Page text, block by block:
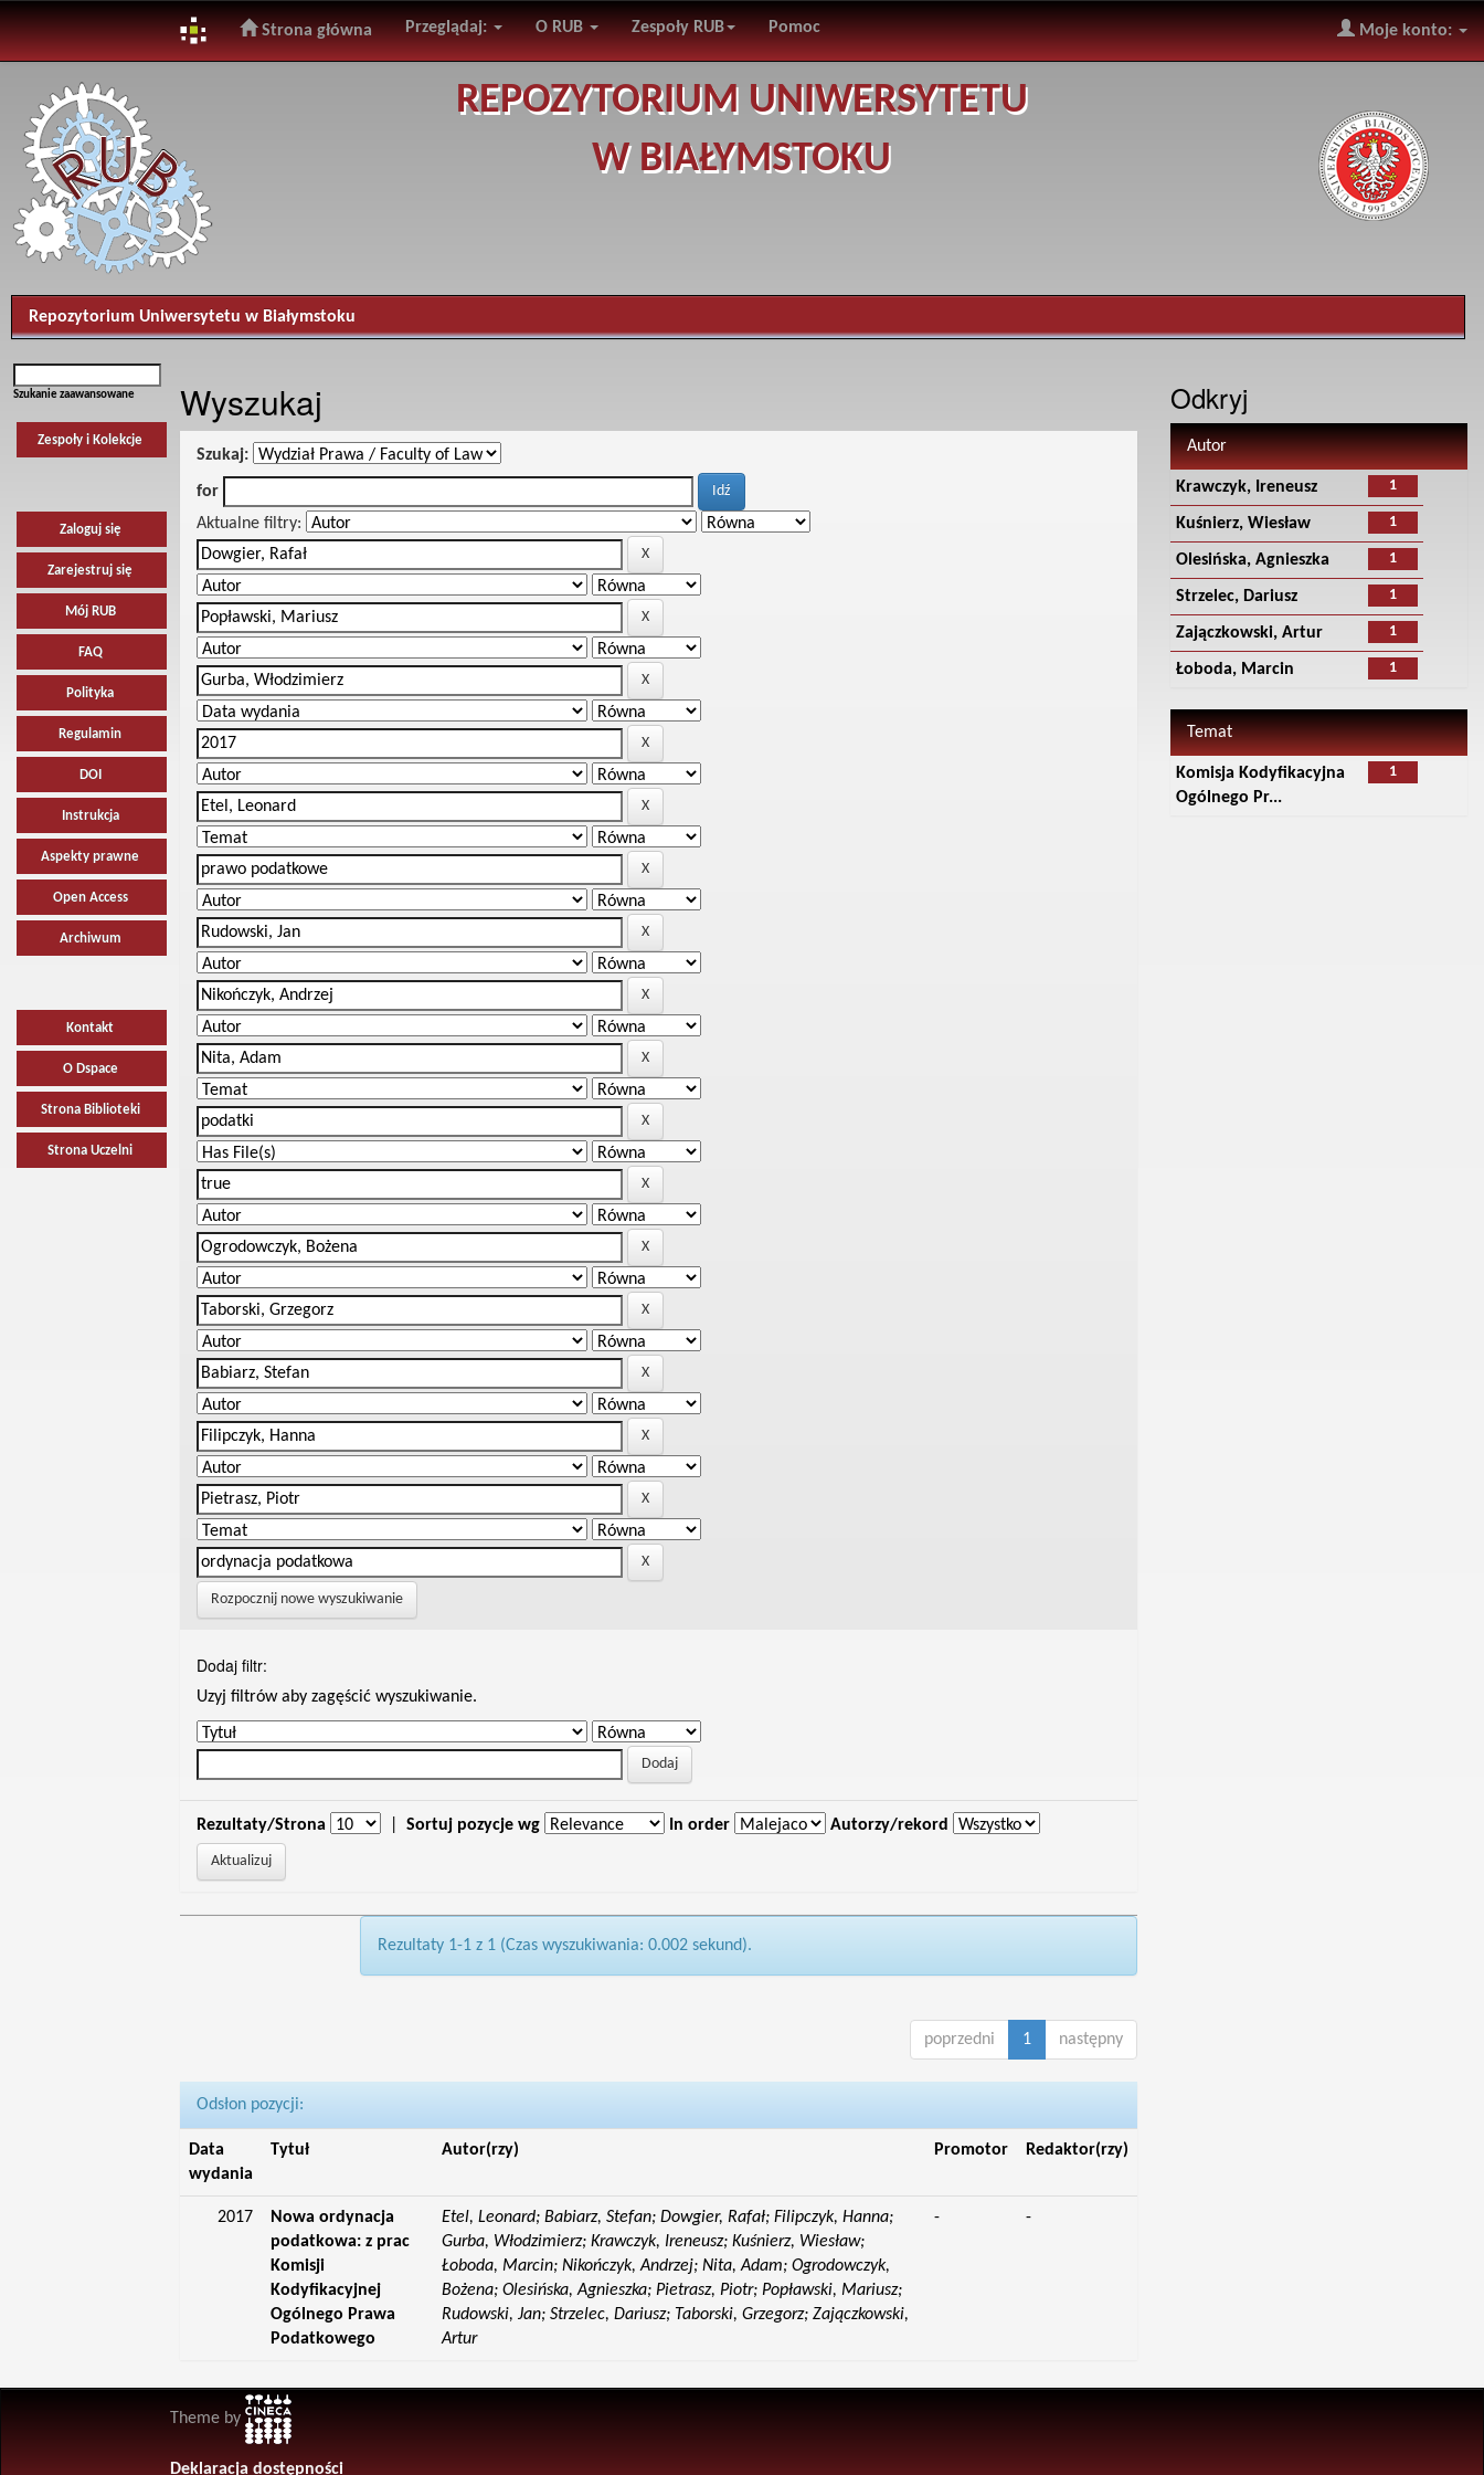
navigation
Strona główna Przeglądaj: O RUB Zespoły RUB Pomoc Moje konto:
REPOZYTORIUM UNIWERSYTETU
W BIAŁYMSTOKU
Repozytorium Uniwersytetu w Białymstoku
Szukanie zaawansowane
Zespoły i Kolekcje
Zaloguj się
Zarejestruj się
Mój RUB
FAQ
Polityka
Regulamin
DOI
Instrukcja
Aspekty prawne
Open Access
Archiwum
Kontakt
O Dspace
Strona Biblioteki
Strona Uczelni
Wyszukaj
Szukaj:
for
Aktualne filtry:
Rozpocznij nowe wyszukiwanie
Dodaj filtr:
Uzyj filtrów aby zagęścić wyszukiwanie.
Rezultaty/Strona Sortuj pozycje wg In order Autorzy/rekord
Rezultaty 1-1 z 1 (Czas wyszukiwania: 0.002 sekund).
poprzedni 1 następny
Odsłon pozycji:
Data
wydania
Tytuł Autor(rzy) Promotor Redaktor(rzy)
2017
Nowa ordynacja
podatkowa: z prac
Komisji
Kodyfikacyjnej
Ogólnego Prawa
Podatkowego
Etel, Leonard; Babiarz, Stefan; Dowgier, Rafał; Filipczyk, Hanna;
Gurba, Włodzimierz; Krawczyk, Ireneusz; Kuśnierz, Wiesław;
Łoboda, Marcin; Nikończyk, Andrzej; Nita, Adam; Ogrodowczyk,
Bożena; Olesińska, Agnieszka; Pietrasz, Piotr; Popławski, Mariusz;
Rudowski, Jan; Strzelec, Dariusz; Taborski, Grzegorz; Zajączkowski,
Artur
- -
Odkryj
Autor
1
Krawczyk, Ireneusz
1
Kuśnierz, Wiesław
1
Olesińska, Agnieszka
1
Strzelec, Dariusz
1
Zajączkowski, Artur
1
Łoboda, Marcin
Temat
1
Komisja Kodyfikacyjna
Ogólnego Pr...
Theme by
Deklaracja dostępności